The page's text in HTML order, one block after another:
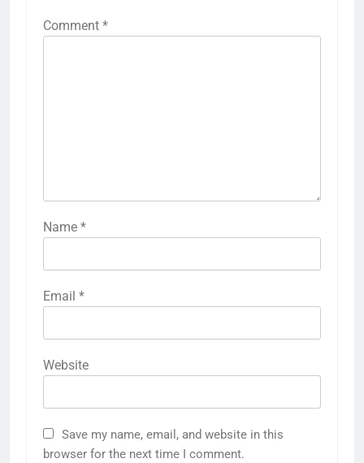
Comment *
Name *
Email *
Website
Save my name, email, and website in this
browser for the next time I comment.